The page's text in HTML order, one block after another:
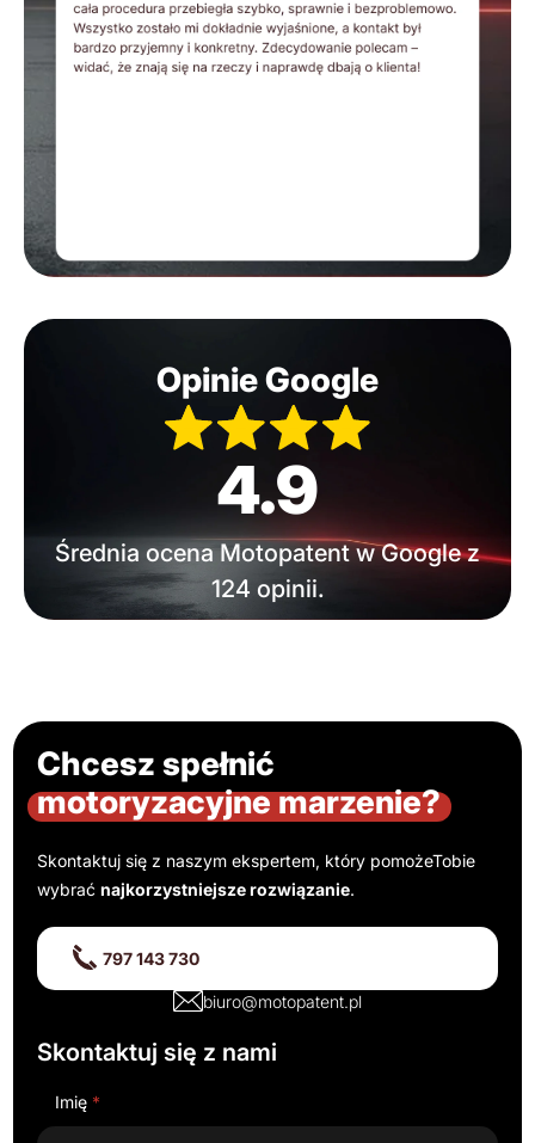
Opinie Google
4.9
Średnia ocena Motopatent w Google z
124 opinii.
Chcesz spełnić
motoryzacyjne marzenie?
Skontaktuj się z naszym ekspertem, który pomożeTobie
wybraćnajkorzystniejsze rozwiązanie.
797 143 730
biuro@motopatent.pl
Skontaktuj się z nami
Imię *